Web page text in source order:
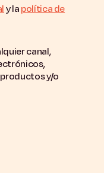
y lapolítica de
canal,
y/o